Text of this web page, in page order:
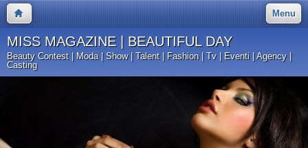
Menu
MISS MAGAZINE | BEAUTIFUL DAY
Beauty Contest | Moda | Show | Talent | Fashion | Tv | Eventi | Agency |
Casting